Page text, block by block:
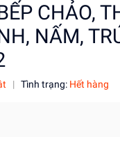
CHẢO,
NẤM,
| Tình trạng: Hết hàng